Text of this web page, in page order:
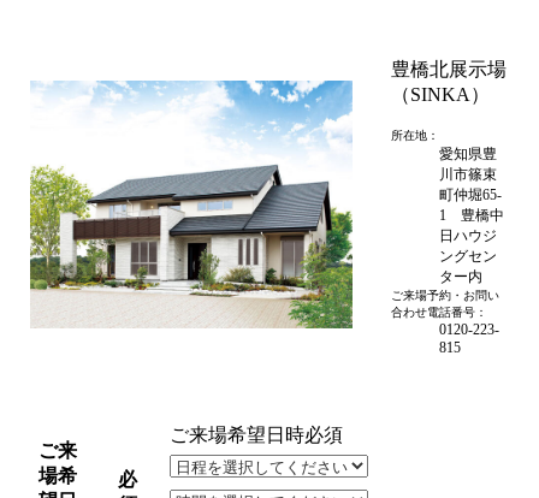
豊橋北展示場
（SINKA）
所在地：
愛知県豊
川市篠束
町仲堀65-
1 豊橋中
日ハウジ
ングセン
ター内
ご来場予約・お問い
合わせ電話番号：
0120-223-
815
ご来
場希
必
ご来場希望日時必須